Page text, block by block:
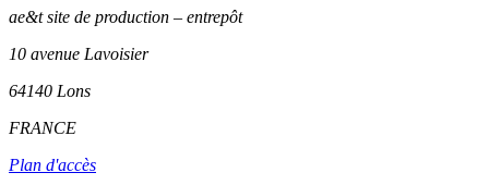
ae&t site de production – entrepôt
10 avenue Lavoisier
64140 Lons
FRANCE
Plan d'accès